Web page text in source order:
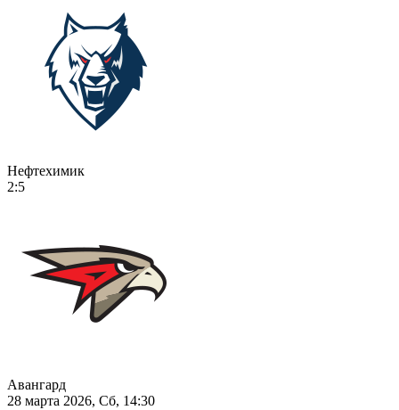
Нефтехимик
2:5
Авангард
28 марта 2026, Сб, 14:30